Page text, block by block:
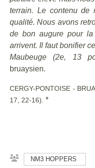
terrain. Le contenu de
qualité. Nous avons
de bon augure pour
arrivent. Il faut bonifier
Maubeuge (2e, 13
bruaysien.
CERGY-PONTOISE -
17, 22-16). *
NM3 HOPPERS